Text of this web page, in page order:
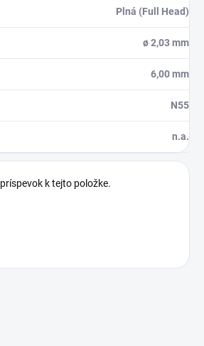
Plná (Full Head)
ø 2,03 mm
6,00 mm
N55
n.a.
k tejto položke.